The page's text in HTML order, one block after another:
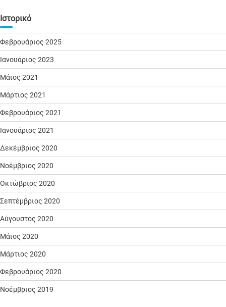
Ιστορικό
Φεβρουάριος 2025
Ιανουάριος 2023
Μάιος 2021
Μάρτιος 2021
Φεβρουάριος 2021
Ιανουάριος 2021
Δεκέμβριος 2020
Νοέμβριος 2020
Οκτώβριος 2020
Σεπτέμβριος 2020
Αύγουστος 2020
Μάιος 2020
Μάρτιος 2020
Φεβρουάριος 2020
Νοέμβριος 2019